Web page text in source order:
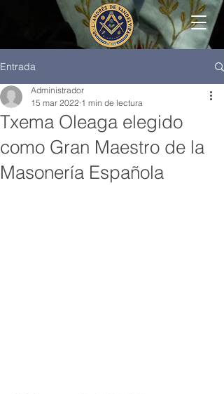
Entrada
Txema Oleaga elegido
como Gran Maestro de la
Masonería Española
Administrador
15 mar 2022 1 min de lectura